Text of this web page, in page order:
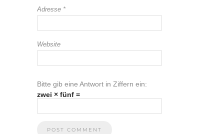
Adresse *
Website
Bitte gib eine Antwort in Ziffern ein:
zwei × fünf =